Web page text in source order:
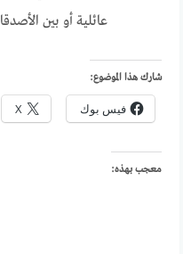
عائلية أو بين
شارك هذا الموضوع:
فيس بوك X
معجب بهذه: